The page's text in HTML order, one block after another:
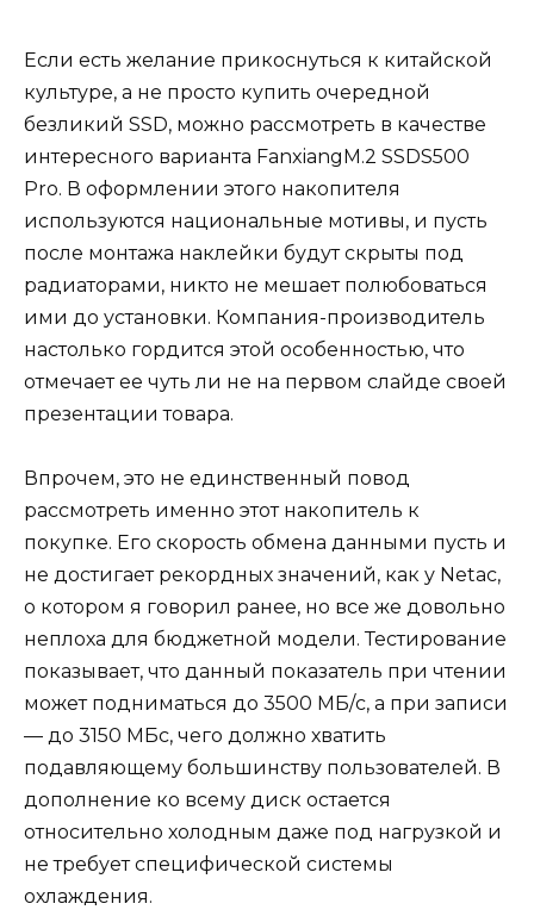
Если есть желание прикоснуться к китайской
культуре, а не просто купить очередной
безликий SSD, можно рассмотреть в качестве
интересного варианта FanxiangM.2 SSDS500
Pro. В оформлении этого накопителя
используются национальные мотивы, и пусть
после монтажа наклейки будут скрыты под
радиаторами, никто не мешает полюбоваться
ими до установки. Компания-производитель
настолько гордится этой особенностью, что
отмечает ее чуть ли не на первом слайде своей
презентации товара.
Впрочем, это не единственный повод
рассмотреть именно этот накопитель к
покупке. Его скорость обмена данными пусть и
не достигает рекордных значений, как у Netac,
о котором я говорил ранее, но все же довольно
неплоха для бюджетной модели. Тестирование
показывает, что данный показатель при чтении
может подниматься до 3500 МБ/с, а при записи
— до 3150 МБс, чего должно хватить
подавляющему большинству пользователей. В
дополнение ко всему диск остается
относительно холодным даже под нагрузкой и
не требует специфической системы
охлаждения.